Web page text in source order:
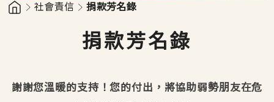
社會責信 捐款芳名錄
捐款芳名錄
謝謝您溫暖的支持！您的付出，將協助弱勢朋友在危